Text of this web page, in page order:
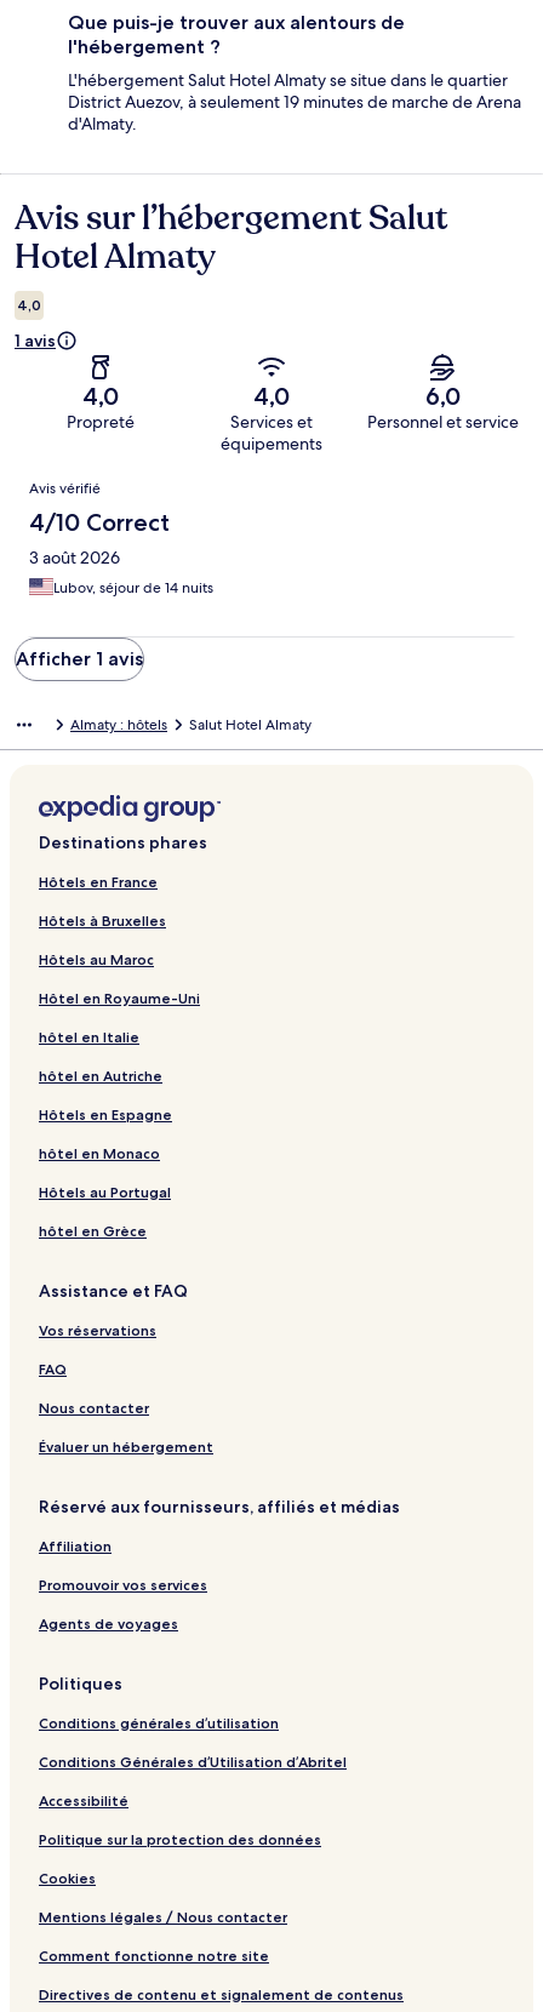
Que puis-je trouver aux alentours de
l'hébergement ?
L'hébergement Salut Hotel Almaty se situe dans le quartier
District Auezov, à seulement 19 minutes de marche de Arena
d'Almaty.
Avis
Avis sur l’hébergement Salut
Hotel Almaty
4,0
1 avis
4,0
Propreté
4,0
Services et
équipements
6,0
Personnel et service
Avis
Avis vérifié
4/10 Correct
3 août 2026
Lubov, séjour de 14 nuits
Afficher 1 avis
Almaty : hôtels Salut Hotel Almaty
Destinations phares
Hôtels en France
Hôtels à Bruxelles
Hôtels au Maroc
Hôtel en Royaume-Uni
hôtel en Italie
hôtel en Autriche
Hôtels en Espagne
hôtel en Monaco
Hôtels au Portugal
hôtel en Grèce
Assistance et FAQ
Vos réservations
FAQ
Nous contacter
Évaluer un hébergement
Réservé aux fournisseurs, affiliés et médias
Affiliation
Promouvoir vos services
Agents de voyages
Politiques
Conditions générales d’utilisation
Conditions Générales d’Utilisation d’Abritel
Accessibilité
Politique sur la protection des données
Cookies
Mentions légales / Nous contacter
Comment fonctionne notre site
Directives de contenu et signalement de contenus